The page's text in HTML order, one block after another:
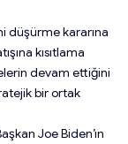
düşürme kararına
kısıtlama
devam ettiğini
bir ortak
Joe Biden’ın